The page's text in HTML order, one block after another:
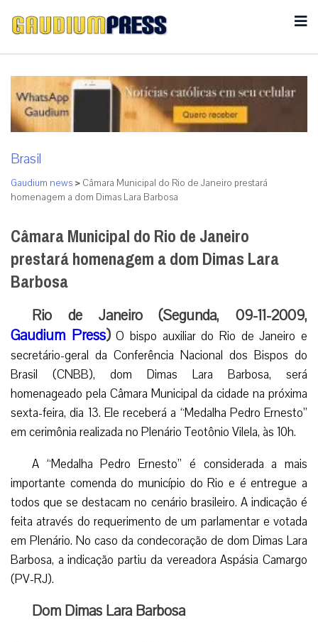
Brasil
Gaudium news > Câmara Municipal do Rio de Janeiro prestará
homenagem a dom Dimas Lara Barbosa
Câmara Municipal do Rio de Janeiro
prestará homenagem a dom Dimas Lara
Barbosa
Rio de Janeiro (Segunda, 09-11-2009,
Gaudium Press)O bispo auxiliar do Rio de Janeiro e
secretário-geral da Conferência Nacional dos Bispos do
Brasil (CNBB), dom Dimas Lara Barbosa, será
homenageado pela Câmara Municipal da cidade na próxima
sexta-feira, dia 13. Ele receberá a “Medalha Pedro Ernesto”
em cerimônia realizada no Plenário Teotônio Vilela, às 10h.
A “Medalha Pedro Ernesto” é considerada a mais
importante comenda do município do Rio e é entregue a
todos que se destacam no cenário brasileiro. A indicação é
feita através do requerimento de um parlamentar e votada
em Plenário. No caso da condecoração de dom Dimas Lara
Barbosa, a indicação partiu da vereadora Aspásia Camargo
(PV-RJ).
Dom Dimas Lara Barbosa